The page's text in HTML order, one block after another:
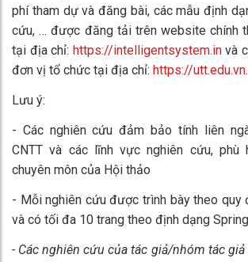
phí tham dự và đăng bài, các mẫu định
cứu, … được đăng tải trên website chính
tại địa chỉ: https://intelligentsystem.invà
đơn vị tổ chức tại địa chỉ: https://utt.edu.vn.
Lưu ý:
- Các nghiên cứu đảm bảo tính liên
CNTT và các lĩnh vực nghiên cứu,
chuyên môn của Hội thảo
- Mỗi nghiên cứu được trình bày theo quy
và có tối đa 10 trang theo định dạng
- Các nghiên cứu của tác giả/nhóm tác